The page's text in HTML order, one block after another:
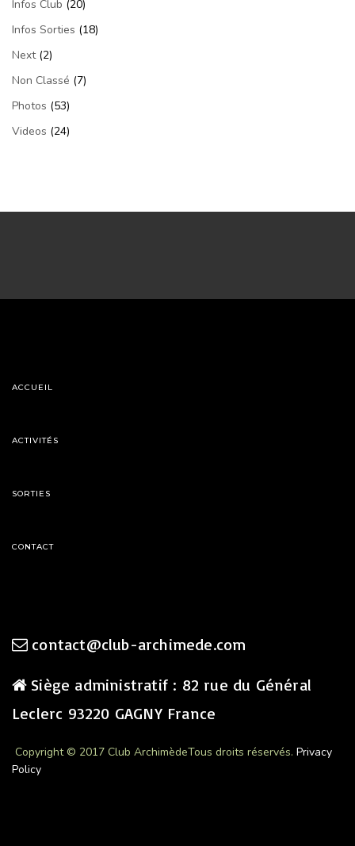
Infos Club (20)
Infos Sorties (18)
Next(2)
Non Classé (7)
Photos (53)
Videos (24)
ACCUEIL
ACTIVITÉS
SORTIES
CONTACT
contact@club-archimede.com
Siège administratif : 82 rue du Général
Leclerc 93220 GAGNY France
Copyright © 2017 Club ArchimèdeTous droits réservés. Privacy
Policy